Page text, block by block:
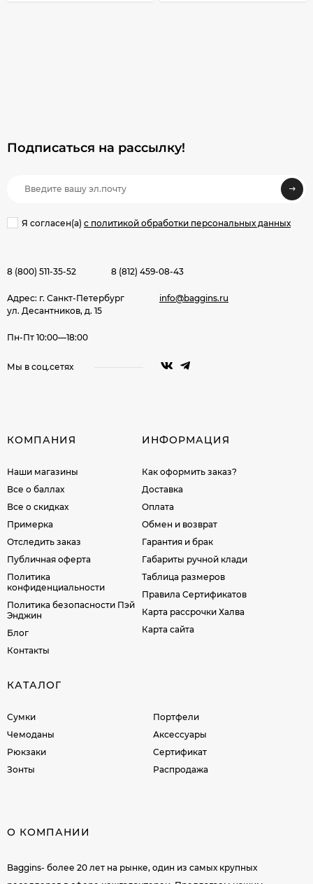
Подписаться на рассылкy!
Я согласен(a) с политикой обработки персональных данных
8 (800) 511-35-52 8 (812) 459-08-43
Адрес: г. Санкт-Петербург
ул. Десантников, д. 15
info@baggins.ru
Пн-Пт 10:00—18:00
Мы в соц.сетях
КОМПАНИЯ
Наши магазины
Все о баллах
Все о скидках
Примерка
Отследить заказ
Публичная оферта
Политика
конфиденциальности
Политика безопасности Пэй
Энджин
Блог
Контакты
ИНФОРМАЦИЯ
Как оформить заказ?
Доставка
Оплата
Обмен и возврат
Гарантия и брак
Габариты ручной клади
Таблица размеров
Правила Сертификатов
Карта рассрочки Халва
Карта сайта
КАТАЛОГ
Сумки
Чемоданы
Рюкзаки
Зонты
Портфели
Аксессуары
Сертификат
Распродажа
О КОМПАНИИ
Baggins- более 20 лет на рынке, один из самых крупных